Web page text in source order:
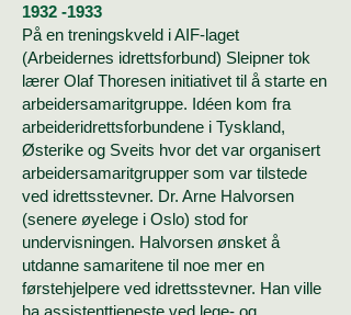
1932 -1933
På en treningskveld i AIF-laget
(Arbeidernes idrettsforbund) Sleipner tok
lærer Olaf Thoresen initiativet til å starte en
arbeidersamaritgruppe. Idéen kom fra
arbeideridrettsforbundene i Tyskland,
Østerike og Sveits hvor det var organisert
arbeidersamaritgrupper som var tilstede
ved idrettsstevner. Dr. Arne Halvorsen
(senere øyelege i Oslo) stod for
undervisningen. Halvorsen ønsket å
utdanne samaritene til noe mer en
førstehjelpere ved idrettsstevner. Han ville
ha assistenttjeneste ved lege- og